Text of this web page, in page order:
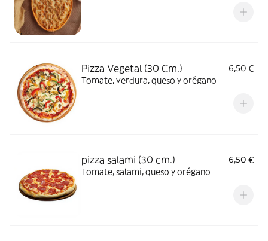
Pizza Vegetal (30 Cm.)
6,50 €
Tomate, verdura, queso y orégano
pizza salami (30 cm.)
6,50 €
Tomate, salami, queso y orégano